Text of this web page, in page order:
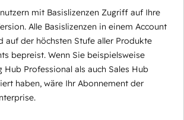
mit Basislizenzen Zugriff auf Ihre
Alle Basislizenzen in einem Account
auf der höchsten Stufe aller Produkte
bepreist. Wenn Sie beispielsweise
Hub Professional als auch Sales Hub
haben, wäre Ihr Abonnement der